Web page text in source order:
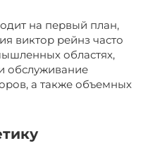
на первый план,
виктор рейнз часто
областях,
обслуживание
а также объемных